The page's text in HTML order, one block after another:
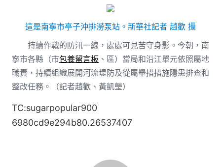
這是南寧市亭子沖排澇泵站。新華社記者 趙歡 攝
持續作戰的防汛一線，處處可見苦守身影。今朝，南
寧市各縣（市包養留言板、區）當局和沿江單元依照屬地
職責，持續組織展開河流堤防及從屬舉措措施隱患排查和
整改任務。（記者趙歡、黃凱瑩）
TC:sugarpopular900
6980cd9e294b80.26537407